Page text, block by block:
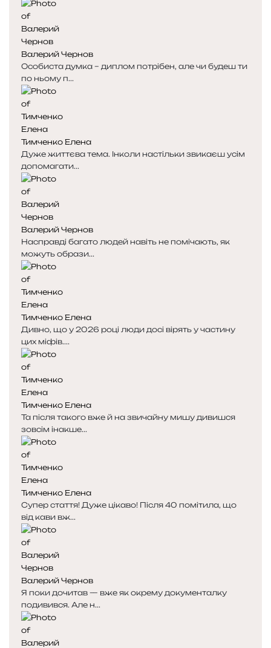
р
і
н
к
а
р
і
н
к
а
Валерий Чернов
Особиста думка – диплом потрібен, але чи будеш ти
по ньому п...
Тимченко Елена
Дуже життєва тема. Інколи настільки звикаєш усім
допомагати...
Валерий Чернов
Насправді багато людей навіть не помічають, як
можуть образи...
Тимченко Елена
Дивно, що у 2026 році люди досі вірять у частину
цих міфів....
Тимченко Елена
Та після такого вже й на звичайну мишу дивишся
зовсім інакше...
Тимченко Елена
Супер стаття! Дуже цікаво! Після 40 помітила, що
від кави вж...
Валерий Чернов
Я поки дочитав — вже як окрему документалку
подивився. Але н...